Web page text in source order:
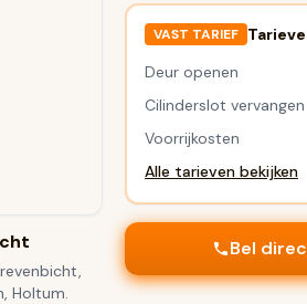
Holtum.
VAST TARIEF
Deur openen
Cilinderslot vervangen
Voorrijkosten
Alle tarieven bekijken
Bel